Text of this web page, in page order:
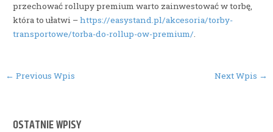
OSTATNIE WPISY
przechować rollupy premium warto zainwestować w torbę,
która to ułatwi –https://easystand.pl/akcesoria/torby-
transportowe/torba-do-rollup-ow-premium/.
Post
← Previous Wpis Next Wpis →